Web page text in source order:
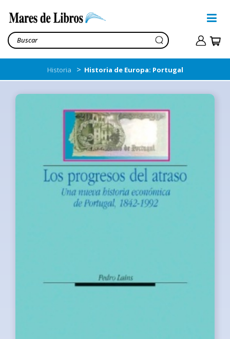
Historia > Historia de Europa: Portugal